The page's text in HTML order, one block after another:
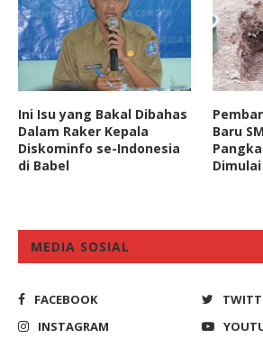
Ini Isu yang Bakal Dibahas
Dalam Raker Kepala
Diskominfo se-Indonesia
di Babel
Baru
Dimulai
MEDIA SOSIAL
FACEBOOK
INSTAGRAM